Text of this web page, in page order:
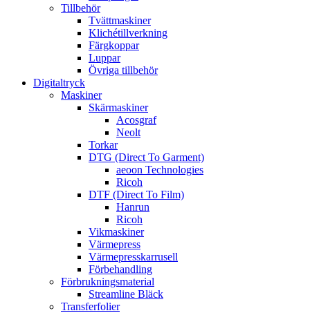
Tillbehör
Tvättmaskiner
Klichétillverkning
Färgkoppar
Luppar
Övriga tillbehör
Digitaltryck
Maskiner
Skärmaskiner
Acosgraf
Neolt
Torkar
DTG (Direct To Garment)
aeoon Technologies
Ricoh
DTF (Direct To Film)
Hanrun
Ricoh
Vikmaskiner
Värmepress
Värmepresskarrusell
Förbehandling
Förbrukningsmaterial
Streamline Bläck
Transferfolier